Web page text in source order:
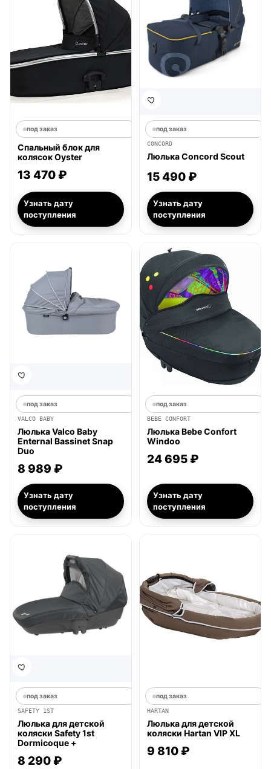
под заказ
Спальный блок для
колясок Oyster
13 470 ₽
Узнать дату
поступления
под заказ
CONCORD
Люлька Concord Scout
15 490 ₽
Узнать дату
поступления
под заказ
VALCO BABY
Люлька Valco Baby
Enternal Bassinet Snap
Duo
8 989 ₽
Узнать дату
поступления
под заказ
BEBE CONFORT
Люлька Bebe Confort
Windoo
24 695 ₽
Узнать дату
поступления
под заказ
SAFETY 1ST
Люлька для детской
коляски Safety 1st
Dormicoque +
8 290 ₽
под заказ
HARTAN
Люлька для детской
коляски Hartan VIP XL
9 810 ₽